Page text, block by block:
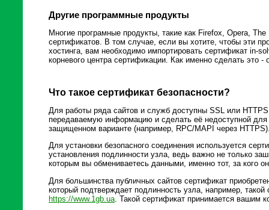
Другие программные продукты
Многие програмные продукты, такие как Firefox, Opera,
сертификатов. В том случае, если вы хотите, чтобы эти
хостинга, вам необходимо импортировать сертификат in-
корневого центра сертификации. Как именно сделать это -
Что такое сертификат безопасности?
Для работы ряда сайтов и служб доступны SSL или
передаваемую информацию и сделать её недоступной
защищенном варианте (например, RPC/MAPI через
Для установки безопасного соединения используется
установления подлинности узла, ведь важно не только
которым вы обмениваетесь данными, именно тот, за кого
Для большинства публичных сайтов сертификат
который подтверждает подлинность узла, например, такой
https://www.1gb.ua . Такой сертификат принимается вашим